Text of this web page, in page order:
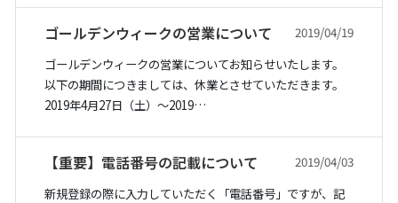
ゴールデンウィークの営業について
2019/04/19
ゴールデンウィークの営業についてお知らせいたします。
以下の期間につきましては、休業とさせていただきます。
2019年4月27日（土）〜2019…
【重要】電話番号の記載について
2019/04/03
新規登録の際に入力していただく「電話番号」ですが、記